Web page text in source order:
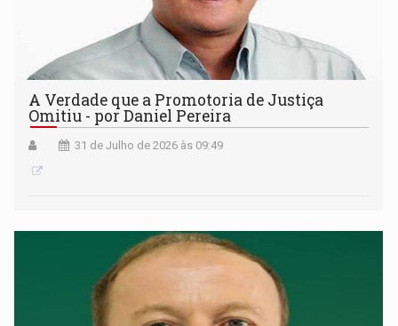
A Verdade que a Promotoria de Justiça
Omitiu - por Daniel Pereira
31 de Julho de 2026 às 09:49